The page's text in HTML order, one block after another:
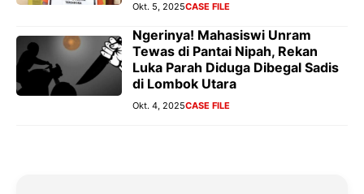
Okt. 5, 2025CASE FILE
Ngerinya! Mahasiswi Unram
Tewas di Pantai Nipah, Rekan
Luka Parah Diduga Dibegal Sadis
di Lombok Utara
Okt. 4, 2025CASE FILE